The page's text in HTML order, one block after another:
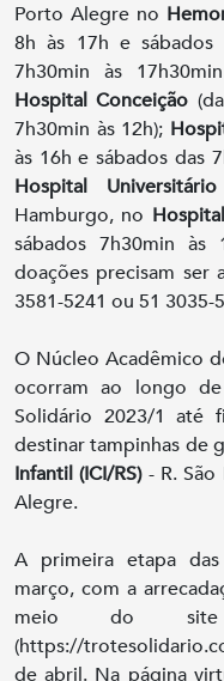
Porto Alegre no
8h às 17h e
7h30min às
Hospital Conceição
7h30min às 12h);
às 16h e sábados das
Hospital Universitário
Hamburgo, no
sábados 7h30min
doações precisam ser
3581-5241 ou 51 3035-
O Núcleo Acadêmico
ocorram ao longo
Solidário 2023/1 até
destinar tampinhas de
Infantil (ICI/RS)- R. São
Alegre.
A primeira etapa
março, com a
meio do
(https://
de abril. Na página